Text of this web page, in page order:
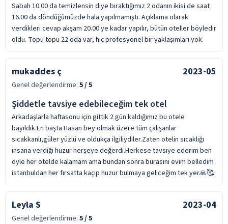
Sabah 10.00 da temizlensin diye bıraktığımız 2 odanın ikisi de saat
16.00 da döndüğümüzde hala yapılmamıştı. Açıklama olarak
verdikleri cevap akşam 20.00 ye kadar yapılır, bütün oteller böyledir
oldu. Topu topu 22 oda var, hiç profesyonel bir yaklaşımları yok.
mukaddes ç 2023-05
Genel değerlendirme: 5/ 5
Şiddetle tavsiye edebileceğim tek otel
Arkadaşlarla haftasonu için gittik 2 gün kaldığımız bu otele
bayıldık.En başta Hasan bey olmak üzere tüm çalışanlar
sıcakkanlı,güler yüzlü ve oldukça ilgiliydiler.Zaten otelin sıcaklığı
insana verdiği huzur herşeye değerdi.Herkese tavsiye ederim ben
öyle her otelde kalamam ama bundan sonra burasını evim belledim
istanbuldan her fırsatta kaçıp huzur bulmaya geliceğim tek yer🙏🥰
Leyla S 2023-04
Genel değerlendirme: 5/ 5